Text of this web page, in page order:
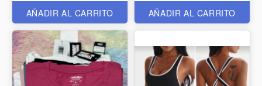
AÑADIR AL CARRITO AÑADIR AL CARRITO